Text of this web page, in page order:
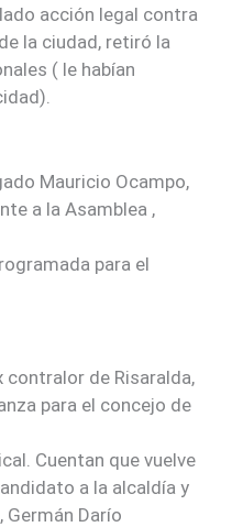
acción legal contra
la ciudad, retiró la
( le habían
Mauricio Ocampo,
a la Asamblea ,
para el
contralor de Risaralda,
para el concejo de
Cuentan que vuelve
a la alcaldía y
Darío